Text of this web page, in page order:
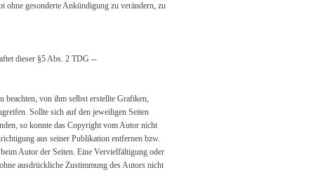
ohne gesonderte Ankündigung zu verändern, zu
dieser §5 Abs. 2 TDG --
beachten, von ihm selbst erstellte Grafiken,
Sollte sich auf den jeweiligen Seiten
so konnte das Copyright vom Autor nicht
aus seiner Publikation entfernen bzw.
Autor der Seiten. Eine Vervielfältigung oder
ausdrückliche Zustimmung des Autors nicht